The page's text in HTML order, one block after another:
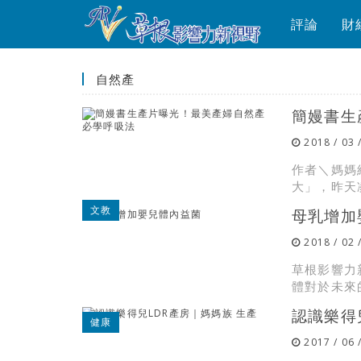
評論 財
自然產
簡嫚書
2018 / 03
作者＼媽
大」，昨
文教 母乳增
2018 / 02
草根影響
體對於未
健康 認識樂
2017 / 06